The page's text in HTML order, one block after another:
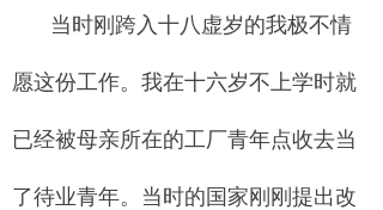
当时刚跨入十八虚岁的我极不情
愿这份工作。我在十六岁不上学时就
已经被母亲所在的工厂青年点收去当
了待业青年。当时的国家刚刚提出改